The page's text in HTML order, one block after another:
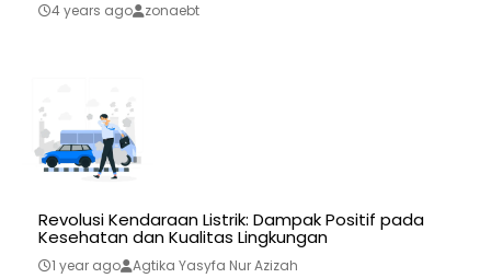
4 years ago zonaebt
Revolusi Kendaraan Listrik: Dampak Positif pada
Kesehatan dan Kualitas Lingkungan
1 year ago Agtika Yasyfa Nur Azizah